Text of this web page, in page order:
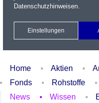
Xetra Realtime
Home Aktien
Fonds
Rohstoffe
News
Wissen
Datenschutzhinweisen.
Einstellungen